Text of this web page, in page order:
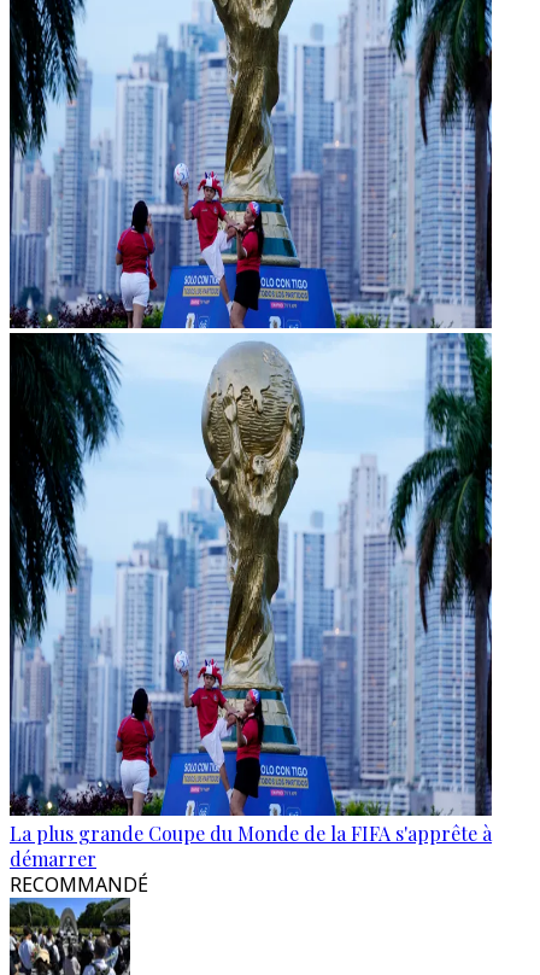
La plus grande Coupe du Monde de la FIFA s'apprête à
démarrer
RECOMMANDÉ